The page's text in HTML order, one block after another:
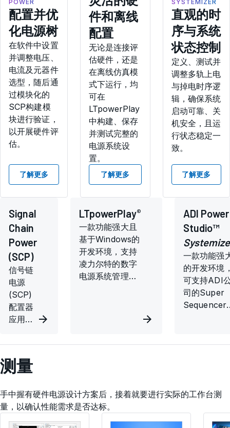
配置并优
化电源树
POWER
在软件中设置
并调整电压、
电流及元器件
选型，随后通
过模块化的
SCP构建模
块进行验证，
以开展硬件评
估。
了解更多
件和离线
配置
无论是连接评
估硬件，还是
在离线仿真模
式下运行，均
可在
LTpowerPlay
中构建、保存
并测试完整的
电源系统设
置。
了解更多
直观的时
序与系统
状态控制
SYSTEMIZER
定义、测试并
调整多轨上电
与掉电时序逻
辑，确保系统
启动可靠、关
机安全，且运
行状态稳定一
致。
了解更多
Signal
Chain
Power
(SCP)
信号链
电源
(SCP)
配置器
应用是
套软件
工具，
适合信
源系列
硬件评
LTpowerPlay®
一款功能强大且
基于Windows的
开发环境，支持
凌力尔特的数字
电源系统管理
ADI Power
Studio™
一款功能强
的开发环境
可支持ADI
司的Super
测量
手中握有硬件电源设计方案后，接着就要进行实际的工作台测
量，以确认性能需求是否达标。